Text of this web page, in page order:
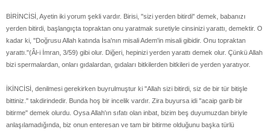
BİRİNCİSİ, Ayetin iki yorum şekli vardır. Birisi, "sizi yerden bitirdi" demek, babanızı
yerden bitirdi, başlangıçta topraktan onu yaratmak suretiyle cinsinizi yarattı, demektir. O
kadar ki, "Doğrusu Allah katında İsa'nın misali Adem'in misali gibidir. Onu topraktan
yarattı."(Âl-i İmran, 3/59) gibi olur. Diğeri, hepinizi yerden yarattı demek olur. Çünkü Allah
bizi spermalardan, onları gıdalardan, gıdaları bitkilerden bitkileri de yerden yaratıyor.
İKİNCİSİ, denilmesi gerekirken buyrulmuştur ki "Allah sizi bitirdi, siz de bir tür bitişle
bittiniz." takdirindedir. Bunda hoş bir incelik vardır. Zira buyursa idi "acaip garib bir
bitirme" demek olurdu. Oysa Allah'ın sıfatı olan inbat, bizim beş duyumuzdan biriyle
anlaşılamadığında, biz onun enteresan ve tam bir bitirme olduğunu başka türlü